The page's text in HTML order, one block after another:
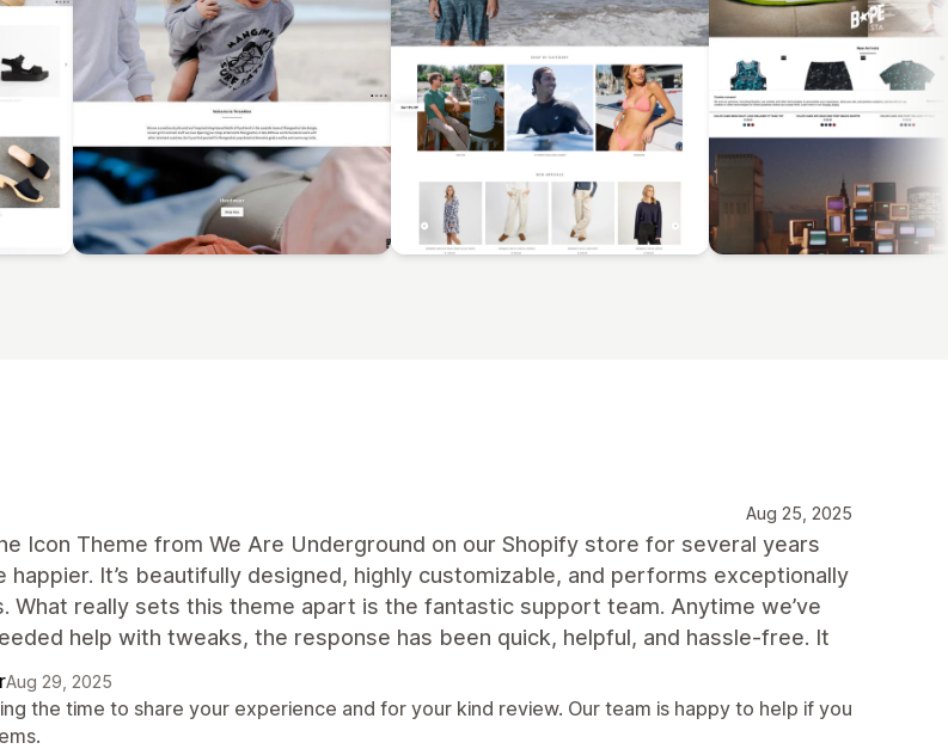
Aug 25, 2025
Icon Theme from We Are Underground on our Shopify store for several years
happier. It’s beautifully designed, highly customizable, and performs exceptionally
What really sets this theme apart is the fantastic support team. Anytime we’ve
help with tweaks, the response has been quick, helpful, and hassle-free. It
Aug 29, 2025
the time to share your experience and for your kind review. Our team is happy to help if you